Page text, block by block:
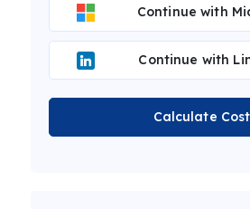
Continue with
Continue with
Calculate Cost